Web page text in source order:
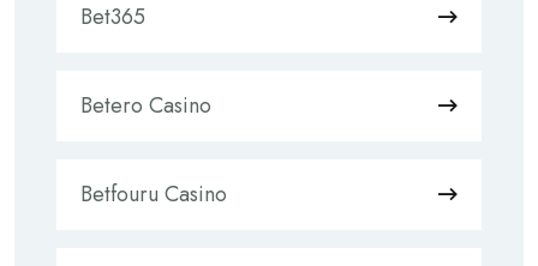
Bet365
Betero Casino
Betfouru Casino